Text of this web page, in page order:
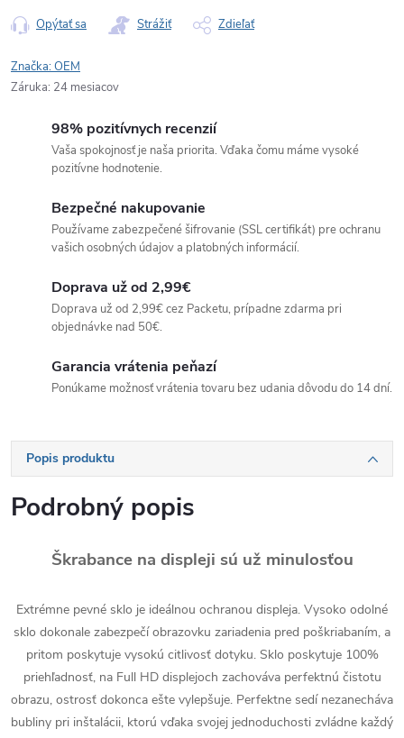
Opýtať sa Strážiť Zdieľať
Značka:OEM
Záruka: 24 mesiacov
98% pozitívnych recenzií
Vaša spokojnosť je naša priorita. Vďaka čomu máme vysoké
pozitívne hodnotenie.
Bezpečné nakupovanie
Používame zabezpečené šifrovanie (SSL certifikát) pre ochranu
vašich osobných údajov a platobných informácií.
Doprava už od 2,99€
Doprava už od 2,99€ cez Packetu, prípadne zdarma pri
objednávke nad 50€.
Garancia vrátenia peňazí
Ponúkame možnosť vrátenia tovaru bez udania dôvodu do 14 dní.
Popis produktu
Podrobný popis
Škrabance na displeji sú už minulosťou
Extrémne pevné sklo je ideálnou ochranou displeja. Vysoko odolné
sklo dokonale zabezpečí obrazovku zariadenia pred poškriabaním, a
pritom poskytuje vysokú citlivosť dotyku. Sklo poskytuje 100%
priehľadnosť, na Full HD displejoch zachováva perfektnú čistotu
obrazu, ostrosť dokonca ešte vylepšuje. Perfektne sedí nezanecháva
bubliny pri inštalácii, ktorú vďaka svojej jednoduchosti zvládne každý